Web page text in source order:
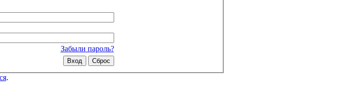
Забыли пароль?
.